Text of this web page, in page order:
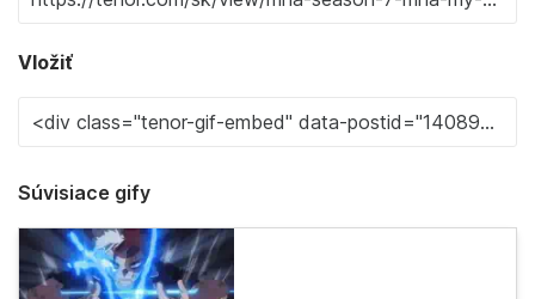
Vložiť
Súvisiace gify